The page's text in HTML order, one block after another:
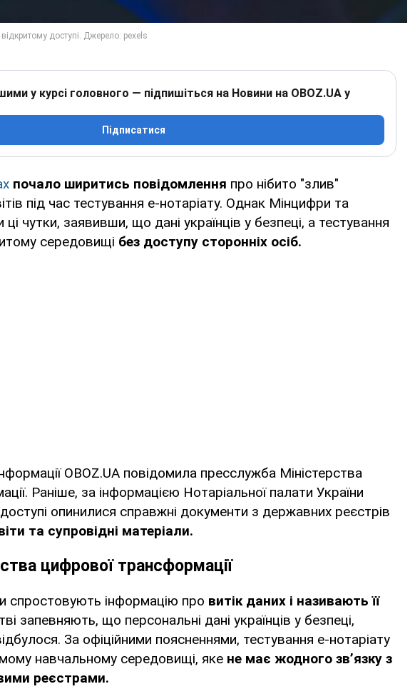
у курсі головного — підпишіться на Новини на OBOZ.UA у
Підписатися
почало ширитись повідомлення про нібито "злив"
під час тестування е-нотаріату. Однак Мінцифри та
чутки, заявивши, що дані українців у безпеці, а тестування
середовищі без доступу сторонніх осіб.
OBOZ.UA повідомила пресслужба Міністерства
Раніше, за інформацією Нотаріальної палати України
опинилися справжні документи з державних реєстрів
та супровідні матеріали.
цифрової трансформації
спростовують інформацію про витік даних і називають її
запевняють, що персональні дані українців у безпеці,
За офіційними поясненнями, тестування е-нотаріату
навчальному середовищі, яке не має жодного зв’язку з
реєстрами.